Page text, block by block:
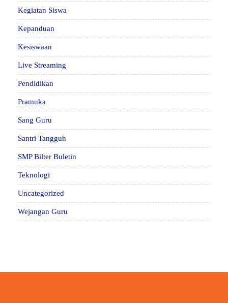
Kegiatan Siswa
Kepanduan
Kesiswaan
Live Streaming
Pendidikan
Pramuka
Sang Guru
Santri Tangguh
SMP Bilter Buletin
Teknologi
Uncategorized
Wejangan Guru